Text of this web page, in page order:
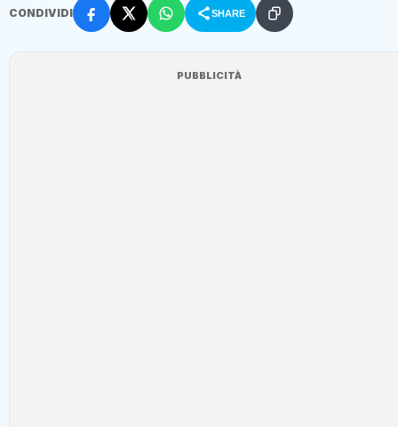
CONDIVIDI SHARE
PUBBLICITÀ